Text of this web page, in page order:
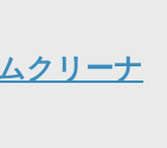
クリーナ